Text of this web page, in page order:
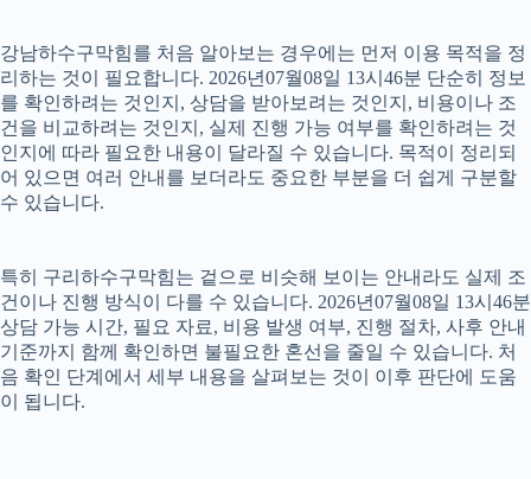
강남하수구막힘를 처음 알아보는 경우에는 먼저 이용 목적을 정
리하는 것이 필요합니다. 2026년07월08일 13시46분 단순히 정보
를 확인하려는 것인지, 상담을 받아보려는 것인지, 비용이나 조
건을 비교하려는 것인지, 실제 진행 가능 여부를 확인하려는 것
인지에 따라 필요한 내용이 달라질 수 있습니다. 목적이 정리되
어 있으면 여러 안내를 보더라도 중요한 부분을 더 쉽게 구분할
수 있습니다.
특히 구리하수구막힘는 겉으로 비슷해 보이는 안내라도 실제 조
건이나 진행 방식이 다를 수 있습니다. 2026년07월08일 13시46분
상담 가능 시간, 필요 자료, 비용 발생 여부, 진행 절차, 사후 안내
기준까지 함께 확인하면 불필요한 혼선을 줄일 수 있습니다. 처
음 확인 단계에서 세부 내용을 살펴보는 것이 이후 판단에 도움
이 됩니다.